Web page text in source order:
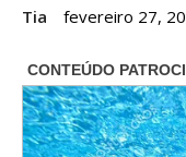
Tia fevereiro 27,